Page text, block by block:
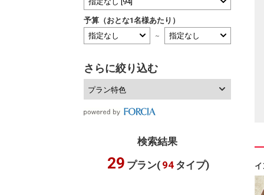
予算（おとな1名様あたり）
～
さらに絞り込む
プラン特色
検索結果
29 プラン( 94 タイプ)